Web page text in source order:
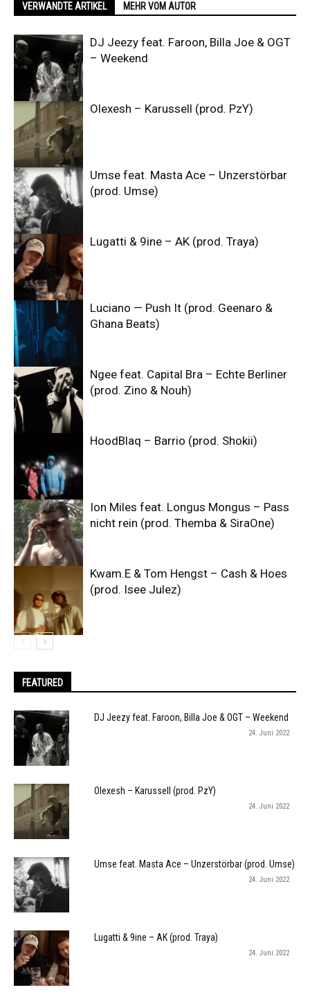
VERWANDTE ARTIKEL MEHR VOM AUTOR
DJ Jeezy feat. Faroon, Billa Joe & OGT
– Weekend
Olexesh – Karussell (prod. PzY)
Umse feat. Masta Ace – Unzerstörbar
(prod. Umse)
Lugatti & 9ine – AK (prod. Traya)
Luciano — Push It (prod. Geenaro &
Ghana Beats)
Ngee feat. Capital Bra – Echte Berliner
(prod. Zino & Nouh)
HoodBlaq – Barrio (prod. Shokii)
Ion Miles feat. Longus Mongus – Pass
nicht rein (prod. Themba & SiraOne)
Kwam.E & Tom Hengst – Cash & Hoes
(prod. Isee Julez)
FEATURED
DJ Jeezy feat. Faroon, Billa Joe & OGT – Weekend
24. Juni 2022
Olexesh – Karussell (prod. PzY)
24. Juni 2022
Umse feat. Masta Ace – Unzerstörbar (prod. Umse)
24. Juni 2022
Lugatti & 9ine – AK (prod. Traya)
24. Juni 2022